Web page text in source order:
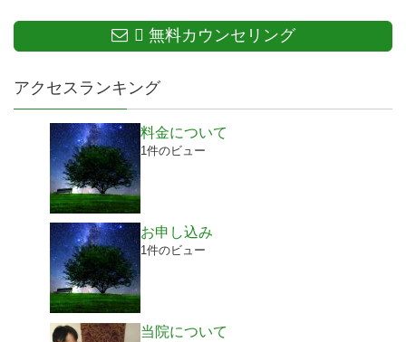
無料カウンセリング
アクセスランキング
料金について
1件のビュー
お申し込み
1件のビュー
当院について